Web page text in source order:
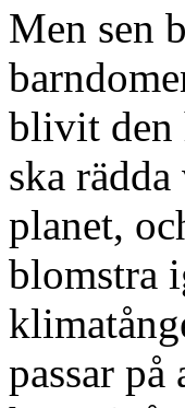
Men sen
blivit den
ska
planet,
blomstra
passar